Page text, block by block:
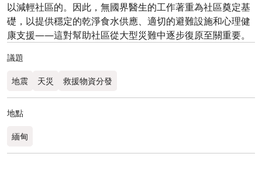
以減輕社區的。因此，無國界醫生的工作著重為社區奠定基
礎，以提供穩定的乾淨食水供應、適切的避難設施和心理健
康支援——這對幫助社區從大型災難中逐步復原至關重要。
議題
地震 天災 救援物資分發
地點
緬甸